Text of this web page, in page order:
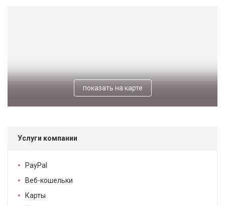
показать на карте
Услуги компании
PayPal
Веб-кошельки
Карты